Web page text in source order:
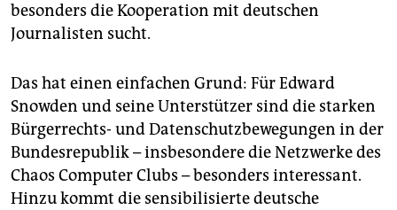
besonders die Kooperation mit deutschen
Journalisten sucht.
Das hat einen einfachen Grund: Für Edward
Snowden und seine Unterstützer sind die starken
Bürgerrechts- und Datenschutzbewegungen in der
Bundesrepublik – insbesondere die Netzwerke des
Chaos Computer Clubs – besonders interessant.
Hinzu kommt die sensibilisierte deutsche